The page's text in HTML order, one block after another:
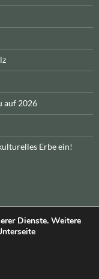
auf 2026
Erbe ein!
Dienste. Weitere